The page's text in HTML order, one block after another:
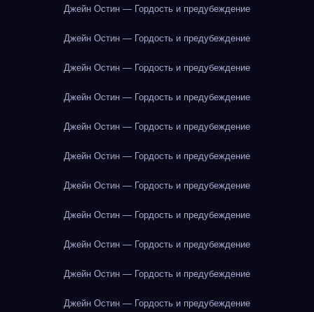
Джейн Остин — Гордость и предубеждение
Джейн Остин — Гордость и предубеждение
Джейн Остин — Гордость и предубеждение
Джейн Остин — Гордость и предубеждение
Джейн Остин — Гордость и предубеждение
Джейн Остин — Гордость и предубеждение
Джейн Остин — Гордость и предубеждение
Джейн Остин — Гордость и предубеждение
Джейн Остин — Гордость и предубеждение
Джейн Остин — Гордость и предубеждение
Джейн Остин — Гордость и предубеждение